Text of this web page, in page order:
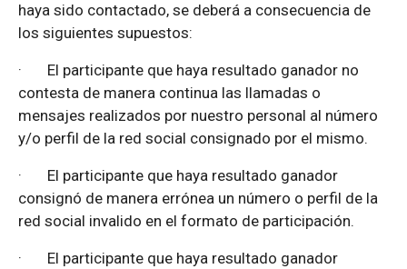
haya sido contactado, se deberá a consecuencia de
los siguientes supuestos:
· El participante que haya resultado ganador no
contesta de manera continua las llamadas o
mensajes realizados por nuestro personal al número
y/o perfil de la red social consignado por el mismo.
· El participante que haya resultado ganador
consignó de manera errónea un número o perfil de la
red social invalido en el formato de participación.
· El participante que haya resultado ganador